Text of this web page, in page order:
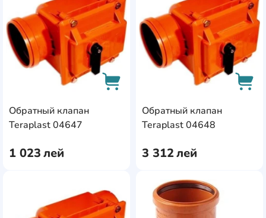
Обратный клапан
Teraplast 04647
1 023лей
AddCardToCart
Обратный клапан
Teraplast 04648
3 312лей
AddCardToFavourite